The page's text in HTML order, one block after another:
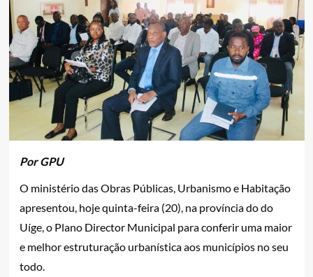
Por GPU
O ministério das Obras Públicas, Urbanismo e Habitação
apresentou, hoje quinta-feira (20), na província do do
Uíge, o Plano Director Municipal para conferir uma maior
e melhor estruturação urbanística aos municípios no seu
todo.